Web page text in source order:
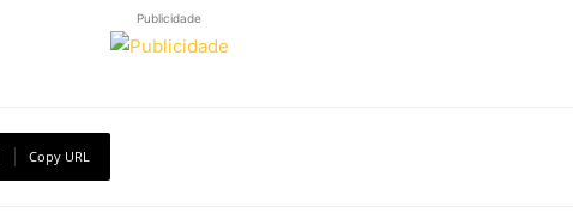
Publicidade
Copy URL